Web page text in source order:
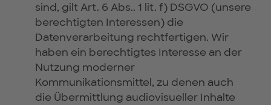
sind, gilt Art. 6 Abs.. 1 lit. f) DSGVO (unsere
berechtigten Interessen) die
Datenverarbeitung rechtfertigen. Wir
haben ein berechtigtes Interesse an der
Nutzung moderner
Kommunikationsmittel, zu denen auch
die Übermittlung audiovisueller Inhalte